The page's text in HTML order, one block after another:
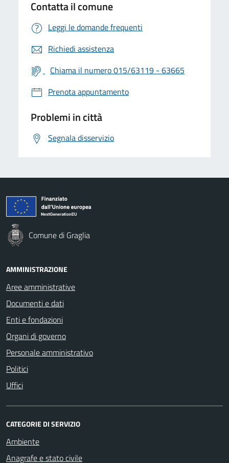
Contatta il comune
Leggi le domande frequenti
Richiedi assistenza
Chiama il numero 015/63119 - 63665
Prenota appuntamento
Problemi in città
Segnala disservizio
Comune di Graglia
AMMINISTRAZIONE
Aree amministrative
Documenti e dati
Enti e fondazioni
Organi di governo
Personale amministrativo
Politici
Uffici
CATEGORIE DI SERVIZIO
Ambiente
Anagrafe e stato civile